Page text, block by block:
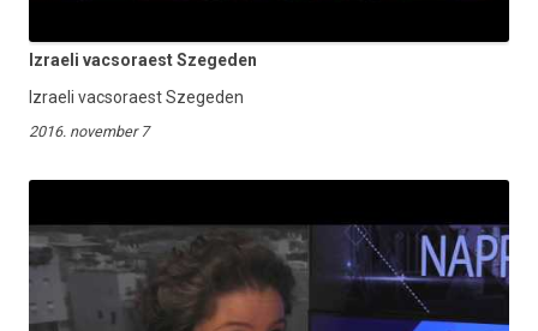
Izraeli vacsoraest Szegeden
Izraeli vacsoraest Szegeden
2016. november 7